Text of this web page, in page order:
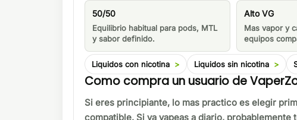
50/50
Equilibrio habitual para pods, MTL
y sabor definido.
Alto VG
Mas vapor y
equipos
Liquidos con nicotina Liquidos sin nicotina
Como compra un usuario de
Si eres principiante, lo mas practico es elegir
compatible. Si ya vapeas a diario,